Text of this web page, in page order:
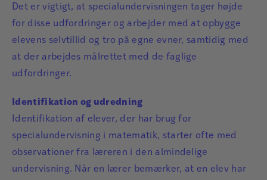
Det er vigtigt, at specialundervisningen tager højde
for disse udfordringer og arbejder med at opbygge
elevens selvtillid og tro på egne evner, samtidig med
at der arbejdes målrettet med de faglige
udfordringer.
Identifikation og udredning
Identifikation af elever, der har brug for
specialundervisning i matematik, starter ofte med
observationer fra læreren i den almindelige
undervisning. Når en lærer bemærker, at en elev har